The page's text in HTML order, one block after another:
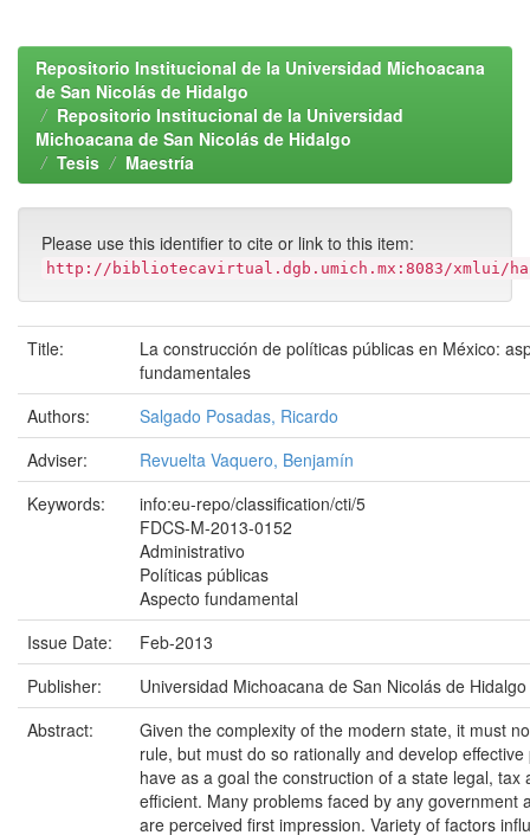
Repositorio Institucional de la Universidad Michoacana
de San Nicolás de Hidalgo
Repositorio Institucional de la Universidad
Michoacana de San Nicolás de Hidalgo
Tesis
Maestría
Please use this identifier to cite or link to this item:
http://bibliotecavirtual.dgb.umich.mx:8083/xmlui/
Title:
La construcción de políticas públicas en México:
fundamentales
Authors:
Salgado Posadas, Ricardo
Adviser:
Revuelta Vaquero, Benjamín
Keywords:
info:eu-repo/classification/cti/5
FDCS-M-2013-0152
Administrativo
Políticas públicas
Aspecto fundamental
Issue Date:
Feb-2013
Publisher:
Universidad Michoacana de San Nicolás de Hidalgo
Abstract:
Given the complexity of the modern state, it must
rule, but must do so rationally and develop
have as a goal the construction of a state legal, tax
efficient. Many problems faced by any government
are perceived first impression. Variety of factors